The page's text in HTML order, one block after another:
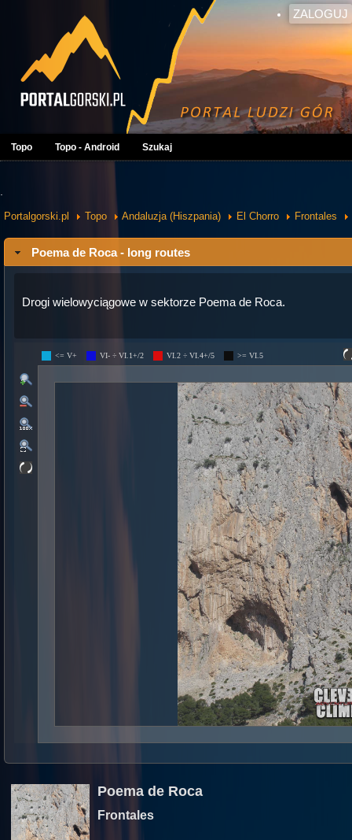
ZALOGUJ
Topo Topo - Android Szukaj
Portalgorski.pl Topo Andaluzja (Hiszpania) El Chorro Frontales
Poema de Roca - long routes
Drogi wielowyciągowe w sektorze Poema de Roca.
<= V+ VI- ÷ VI.1+/2 VI.2 ÷ VI.4+/5 >= VI.5
Poema de Roca
Frontales